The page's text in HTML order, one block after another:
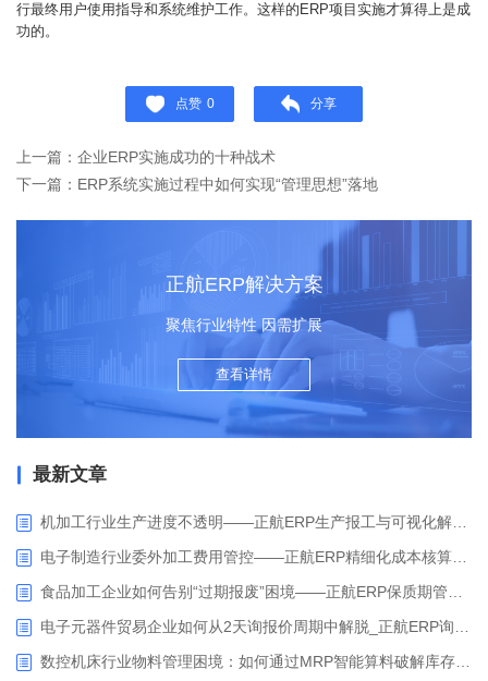
行最终用户使用指导和系统维护工作。这样的ERP项目实施才算得上是成
功的。
点赞 0 分享
上一篇：企业ERP实施成功的十种战术
下一篇：ERP系统实施过程中如何实现“管理思想”落地
正航ERP解决方案
聚焦行业特性 因需扩展
查看详情
最新文章